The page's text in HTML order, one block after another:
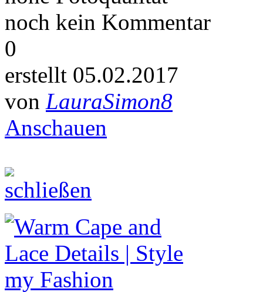
noch kein Kommentar
0
erstellt 05.02.2017
von LauraSimon8
Anschauen